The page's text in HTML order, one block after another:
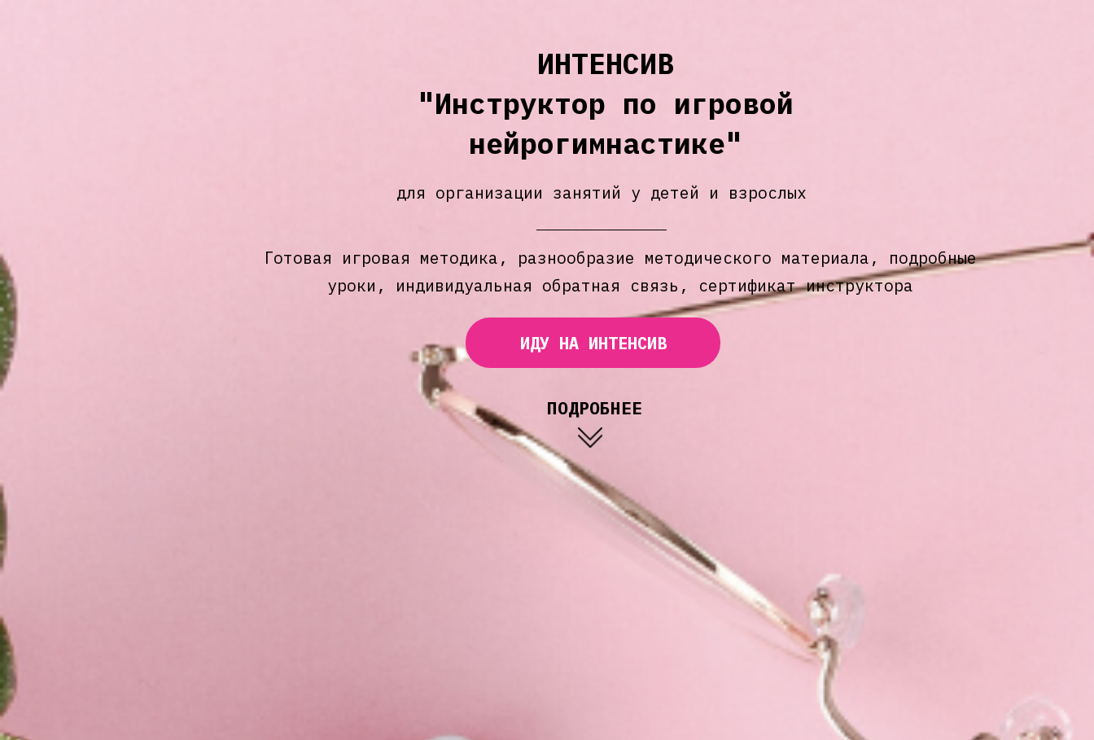
ИНТЕНСИВ
"Инструктор по игровой
нейрогимнастике"
Готовая игровая методика, разнообразие методического материала, подробные
уроки, индивидуальная обратная связь, сертификат инструктора
ПОДРОБНЕЕ
ИДУ НА ИНТЕНСИВ
для организации занятий у детей и взрослых